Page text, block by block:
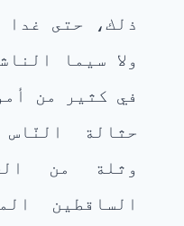
ذلك، حتى غدا
ولا سيما
في كثير من
حثالة
وثلة من
الساقطين